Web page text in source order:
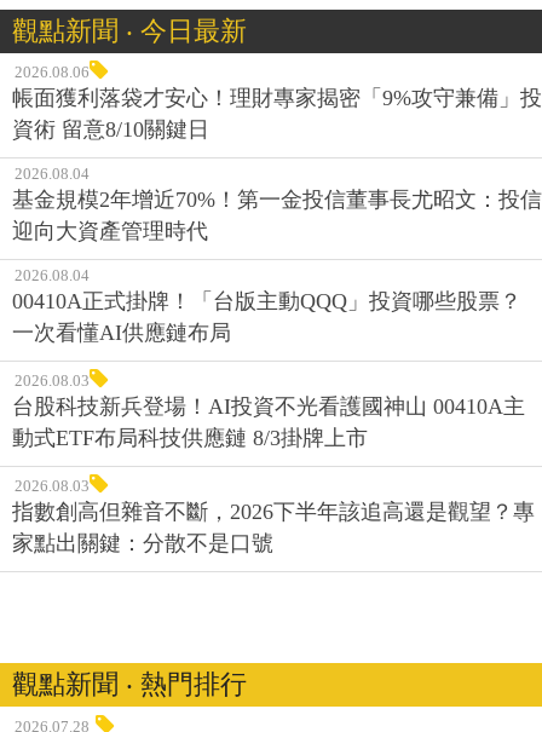
觀點新聞 ‧ 今日最新
2026.08.06
帳面獲利落袋才安心！理財專家揭密「9%攻守兼備」投
資術 留意8/10關鍵日
2026.08.04
基金規模2年增近70%！第一金投信董事長尤昭文：投信
迎向大資產管理時代
2026.08.04
00410A正式掛牌！「台版主動QQQ」投資哪些股票？
一次看懂AI供應鏈布局
2026.08.03
台股科技新兵登場！AI投資不光看護國神山 00410A主
動式ETF布局科技供應鏈 8/3掛牌上市
2026.08.03
指數創高但雜音不斷，2026下半年該追高還是觀望？專
家點出關鍵：分散不是口號
觀點新聞 ‧ 熱門排行
2026.07.28